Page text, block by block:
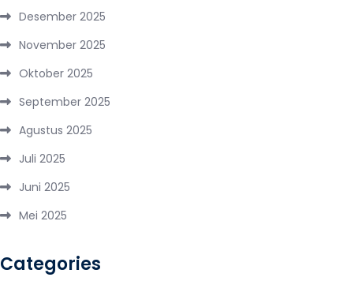
Desember 2025
November 2025
Oktober 2025
September 2025
Agustus 2025
Juli 2025
Juni 2025
Mei 2025
Categories